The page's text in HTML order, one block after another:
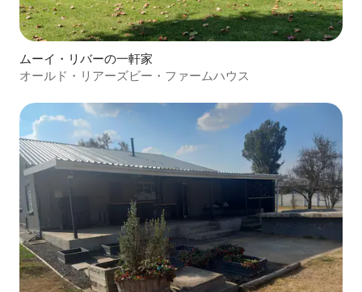
ムーイ・リバーの一軒家
オールド・リアーズビー・ファームハウス